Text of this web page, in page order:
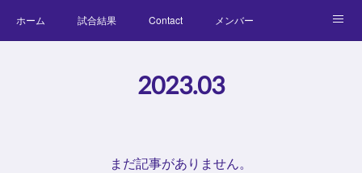
ホーム 試合結果 Contact メンバー
2023.03
まだ記事がありません。